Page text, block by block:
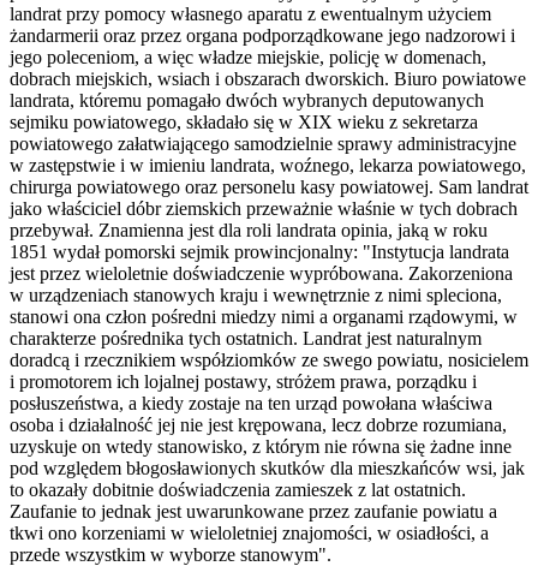
landrat przy pomocy własnego aparatu z ewentualnym użyciem
żandarmerii oraz przez organa podporządkowane jego nadzorowi i
jego poleceniom, a więc władze miejskie, policję w domenach,
dobrach miejskich, wsiach i obszarach dworskich. Biuro powiatowe
landrata, któremu pomagało dwóch wybranych deputowanych
sejmiku powiatowego, składało się w XIX wieku z sekretarza
powiatowego załatwiającego samodzielnie sprawy administracyjne
w zastępstwie i w imieniu landrata, woźnego, lekarza powiatowego,
chirurga powiatowego oraz personelu kasy powiatowej. Sam landrat
jako właściciel dóbr ziemskich przeważnie właśnie w tych dobrach
przebywał. Znamienna jest dla roli landrata opinia, jaką w roku
1851 wydał pomorski sejmik prowincjonalny: "Instytucja landrata
jest przez wieloletnie doświadczenie wypróbowana. Zakorzeniona
w urządzeniach stanowych kraju i wewnętrznie z nimi spleciona,
stanowi ona człon pośredni miedzy nimi a organami rządowymi, w
charakterze pośrednika tych ostatnich. Landrat jest naturalnym
doradcą i rzecznikiem współziomków ze swego powiatu, nosicielem
i promotorem ich lojalnej postawy, stróżem prawa, porządku i
posłuszeństwa, a kiedy zostaje na ten urząd powołana właściwa
osoba i działalność jej nie jest krępowana, lecz dobrze rozumiana,
uzyskuje on wtedy stanowisko, z którym nie równa się żadne inne
pod względem błogosławionych skutków dla mieszkańców wsi, jak
to okazały dobitnie doświadczenia zamieszek z lat ostatnich.
Zaufanie to jednak jest uwarunkowane przez zaufanie powiatu a
tkwi ono korzeniami w wieloletniej znajomości, w osiadłości, a
przede wszystkim w wyborze stanowym".